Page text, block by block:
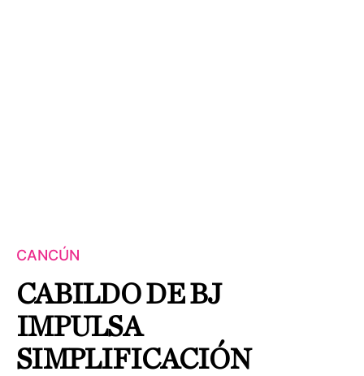
CANCÚN
CABILDO DE BJ
IMPULSA
SIMPLIFICACIÓN